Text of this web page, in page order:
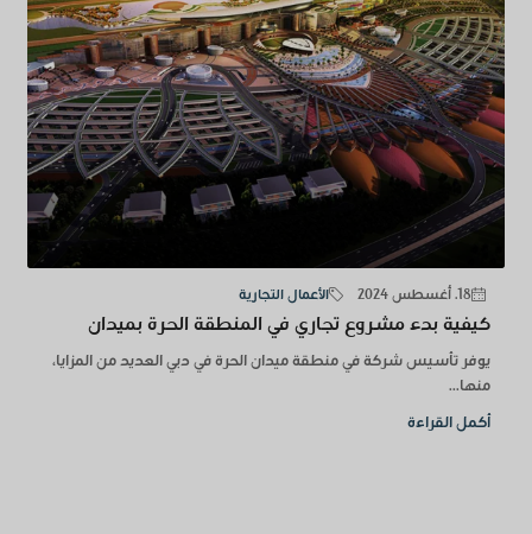
18. أغسطس 2024 الأعمال التجارية
كيفية بدء مشروع تجاري في المنطقة الحرة بميدان
يوفر تأسيس شركة في منطقة ميدان الحرة في دبي العديد من المزايا،
منها...
أكمل القراءة